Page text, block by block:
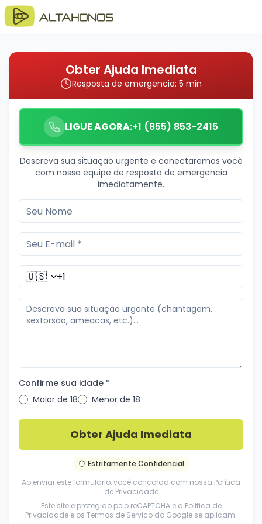
Obter Ajuda Imediata
Resposta de emergencia: 5 min
LIGUE AGORA:+1 (855) 853-2415
Descreva sua situação urgente e conectaremos você
com nossa equipe de resposta de emergencia
imediatamente.
🇺🇸
Confirme sua idade *
Maior de 18
Menor de 18
Obter Ajuda Imediata
Estritamente Confidencial
Ao enviar este formulario, você concorda com nossa Política
de Privacidade
Este site e protegido pelo reCAPTCHA e a Politica de
Privacidade e os Termos de Servico do Google se aplicam.